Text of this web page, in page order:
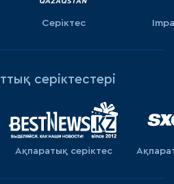
Серіктес
серіктестері
Ақпаратық серiктес